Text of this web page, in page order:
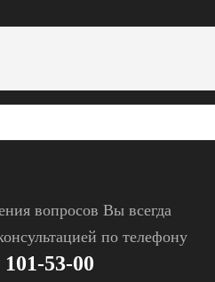
вопросов Вы всегда
по телефону
53-00